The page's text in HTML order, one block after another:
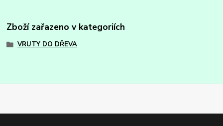
Zboží zařazeno v kategoriích
VRUTY DO DŘEVA